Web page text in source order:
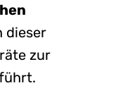
dieser
zur